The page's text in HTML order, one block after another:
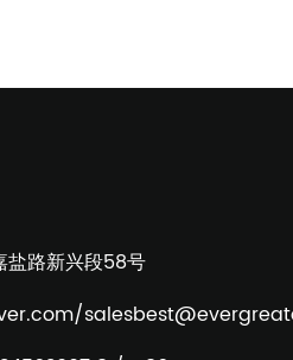
盐路新兴段58号
/